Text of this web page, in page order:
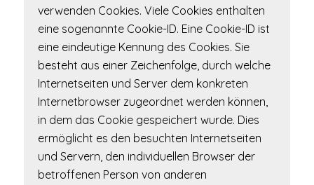
verwenden Cookies. Viele Cookies enthalten
eine sogenannte Cookie-ID. Eine Cookie-ID ist
eine eindeutige Kennung des Cookies. Sie
besteht aus einer Zeichenfolge, durch welche
Internetseiten und Server dem konkreten
Internetbrowser zugeordnet werden können,
in dem das Cookie gespeichert wurde. Dies
ermöglicht es den besuchten Internetseiten
und Servern, den individuellen Browser der
betroffenen Person von anderen